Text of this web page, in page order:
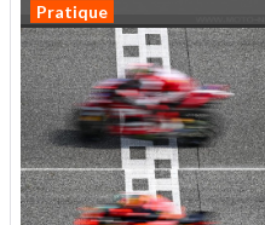
Pratique